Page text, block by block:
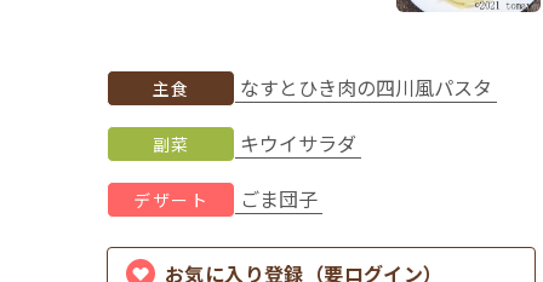
主食 なすとひき肉の四川風パスタ
副菜 キウイサラダ
デザート ごま団子
お気に入り登録（要ログイン）